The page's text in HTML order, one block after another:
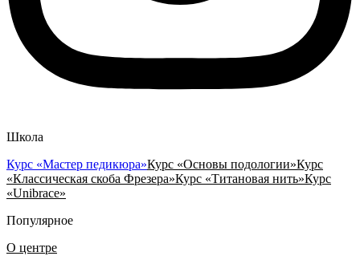
Школа
Курс «Мастер педикюра»Курс «Основы подологии»Курс
«Классическая скоба Фрезера»Курс «Титановая нить»Курс
«Unibrace»
Популярное
О центре